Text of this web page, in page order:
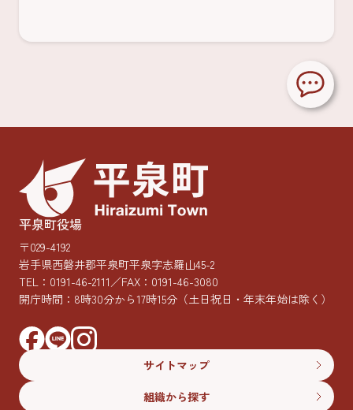
平泉町役場
〒029-4192
岩手県西磐井郡平泉町平泉字志羅山45-2
TEL： 0191-46-2111／FAX：0191-46-3080
開庁時間：8時30分から17時15分 （土日祝日・年末年始は除く）
サイトマップ
組織から探す